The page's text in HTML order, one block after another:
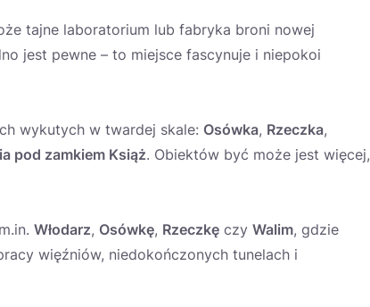
tajne laboratorium lub fabryka broni nowej
jest pewne – to miejsce fascynuje i niepokoi
wykutych w twardej skale: Osówka, Rzeczka,
pod zamkiem Książ. Obiektów być może jest więcej,
Włodarz, Osówkę, Rzeczkę czy Walim, gdzie
więźniów, niedokończonych tunelach i